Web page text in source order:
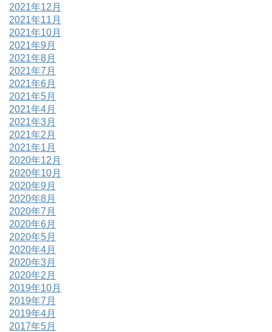
2021年12月
2021年11月
2021年10月
2021年9月
2021年8月
2021年7月
2021年6月
2021年5月
2021年4月
2021年3月
2021年2月
2021年1月
2020年12月
2020年10月
2020年9月
2020年8月
2020年7月
2020年6月
2020年5月
2020年4月
2020年3月
2020年2月
2019年10月
2019年7月
2019年4月
2017年5月